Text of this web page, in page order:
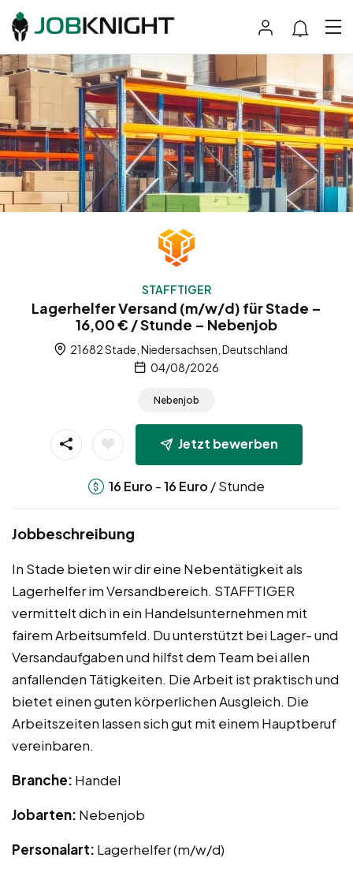
STAFFTIGER
Lagerhelfer Versand (m/w/d) für Stade –
16,00 € / Stunde – Nebenjob
21682 Stade, Niedersachsen, Deutschland
04/08/2026
Nebenjob
Jetzt bewerben
16 Euro -16 Euro / Stunde
Jobbeschreibung
In Stade bieten wir dir eine Nebentätigkeit als
Lagerhelfer im Versandbereich. STAFFTIGER
vermittelt dich in ein Handelsunternehmen mit
fairem Arbeitsumfeld. Du unterstützt bei Lager- und
Versandaufgaben und hilfst dem Team bei allen
anfallenden Tätigkeiten. Die Arbeit ist praktisch und
bietet einen guten körperlichen Ausgleich. Die
Arbeitszeiten lassen sich gut mit einem Hauptberuf
vereinbaren.
Branche: Handel
Jobarten: Nebenjob
Personalart: Lagerhelfer (m/w/d)